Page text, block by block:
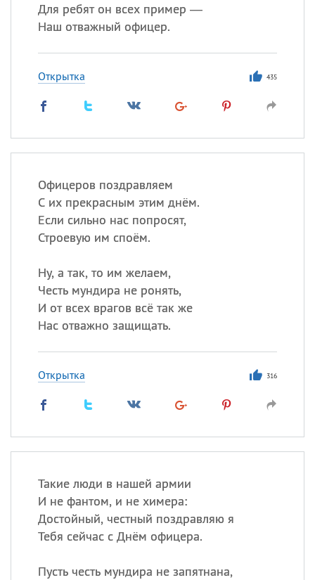
Для ребят он всех пример —
Наш отважный офицер.
Открытка 435
Офицеров поздравляем
С их прекрасным этим днём.
Если сильно нас попросят,
Строевую им споём.
Ну, а так, то им желаем,
Честь мундира не ронять,
И от всех врагов всё так же
Нас отважно защищать.
Открытка 316
Такие люди в нашей армии
И не фантом, и не химера:
Достойный, честный поздравляю я
Тебя сейчас с Днём офицера.
Пусть честь мундира не запятнана,